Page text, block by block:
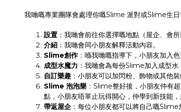
我哋嘅專業團隊會處理你嘅Slime 派對或Slime生
設置 ：我哋會前往你選擇嘅地點（屋企、會
介紹 ：我哋會同小朋友解釋活動內容。
Slime創作：喺我哋嘅指導下，小朋友加入
成型水魔力 ：我哋會為每份Slime加入成型
自訂樂趣 ：小朋友可以加閃粉、飾物或其他
Slime 泡泡樂 ：Slime整好後，小朋友仲有
點，小朋友唔單止玩得開心，仲學到新技能，
帶返屋企 ：每位小朋友都可以將自己嘅